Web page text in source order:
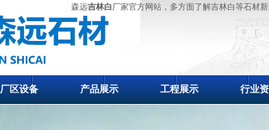
森远吉林白厂家官方网站，多方面了解吉林白等石材
厂区设备 产品展示 工程展示 行业